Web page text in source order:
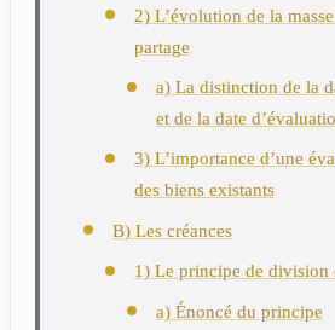
2) L’évolution de la
partage
a) La distinction de la
et de la date
3) L’importance d’une
des biens existants
B) Les créances
1) Le principe de division
a) Énoncé du principe